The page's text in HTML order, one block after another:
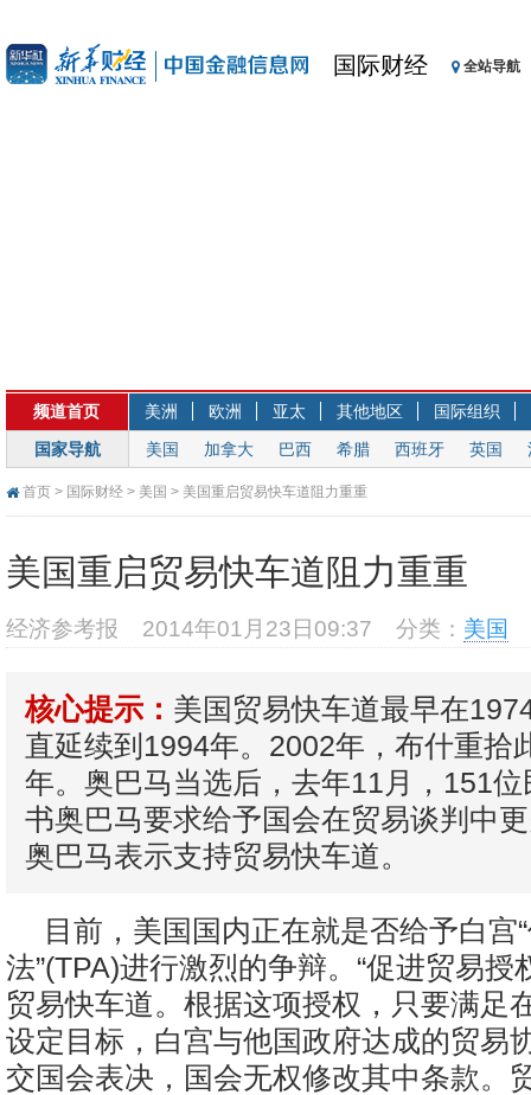
国际财经 全站导航
频道首页 美洲 欧洲 亚太 其他地区
国际组织
国家导航
美国 加拿大 巴西 希腊 西班牙 英国
首页 > 国际财经 > 美国 > 美国重启贸易快车道阻力重重
美国重启贸易快车道阻力重重
经济参考报 2014年01月23日09:37 分类： 美国
核心提示： 美国贸易快车道最早在
直延续到1994年。2002年，布什重拾
年。奥巴马当选后，去年11月，151
书奥巴马要求给予国会在贸易谈判中
奥巴马表示支持贸易快车道。
目前，美国国内正在就是否给予白宫
法”(TPA)进行激烈的争辩。“促进贸易授
贸易快车道。根据这项授权，只要满足
设定目标，白宫与他国政府达成的贸易
交国会表决，国会无权修改其中条款。